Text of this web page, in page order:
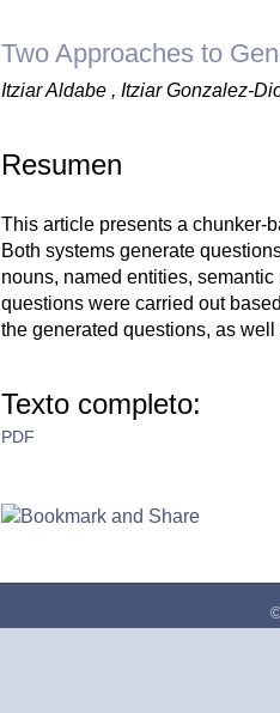
Two Approaches to
Itziar Aldabe , Itziar Gonzalez-
Resumen
This article presents a chunker-
Both systems generate
nouns, named entities,
questions were carried out
the generated questions, as
Texto completo:
PDF